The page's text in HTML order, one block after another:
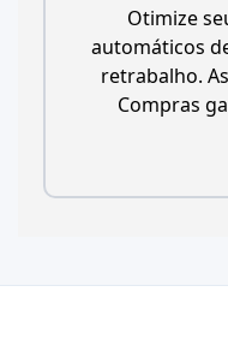
Otimize
automáticos
retrabalho.
Compras